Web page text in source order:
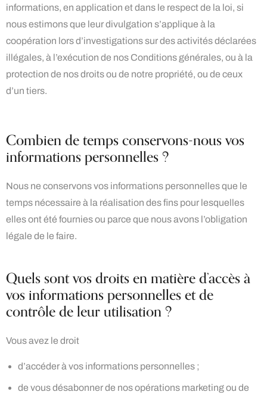
informations, en application et dans le respect de la loi, si
nous estimons que leur divulgation s’applique à la
coopération lors d’investigations sur des activités déclarées
illégales, à l’exécution de nos Conditions générales, ou à la
protection de nos droits ou de notre propriété, ou de ceux
d’un tiers.
Combien de temps conservons-nous vos
informations personnelles ?
Nous ne conservons vos informations personnelles que le
temps nécessaire à la réalisation des fins pour lesquelles
elles ont été fournies ou parce que nous avons l’obligation
légale de le faire.
Quels sont vos droits en matière d’accès à
vos informations personnelles et de
contrôle de leur utilisation ?
Vous avez le droit
d’accéder à vos informations personnelles ;
de vous désabonner de nos opérations marketing ou de